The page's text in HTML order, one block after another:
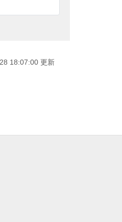
18:07:00 更新